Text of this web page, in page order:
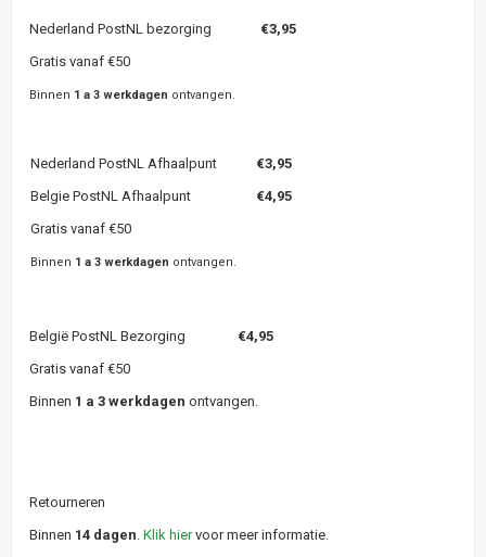
Nederland PostNL bezorging €3,95
Gratis vanaf €50
Binnen 1 a 3 werkdagen ontvangen.
Nederland PostNL Afhaalpunt €3,95
Belgie PostNL Afhaalpunt
€4,95
Gratis vanaf €50
Binnen 1 a 3 werkdagen ontvangen.
België PostNL Bezorging €4,95
Gratis vanaf €50
Binnen 1 a 3 werkdagen ontvangen.
Retourneren
Binnen 14 dagen Klik hiervoor meer informatie.